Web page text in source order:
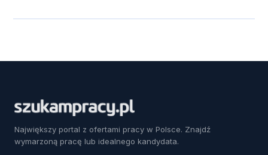
Największy portal z ofertami pracy w Polsce. Znajdź
wymarzoną pracę lub idealnego kandydata.